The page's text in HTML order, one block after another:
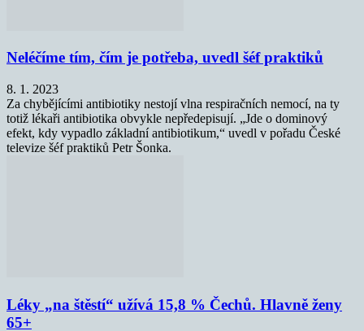
Neléčíme tím, čím je potřeba, uvedl šéf praktiků
8. 1. 2023
Za chybějícími antibiotiky nestojí vlna respiračních nemocí, na ty
totiž lékaři antibiotika obvykle nepředepisují. „Jde o dominový
efekt, kdy vypadlo základní antibiotikum,“ uvedl v pořadu České
televize šéf praktiků Petr Šonka.
Léky „na štěstí“ užívá 15,8 % Čechů. Hlavně ženy
65+